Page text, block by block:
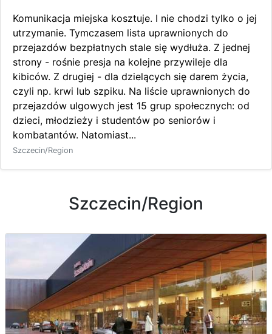
Komunikacja miejska kosztuje. I nie chodzi tylko o jej
utrzymanie. Tymczasem lista uprawnionych do
przejazdów bezpłatnych stale się wydłuża. Z jednej
strony - rośnie presja na kolejne przywileje dla
kibiców. Z drugiej - dla dzielących się darem życia,
czyli np. krwi lub szpiku. Na liście uprawnionych do
przejazdów ulgowych jest 15 grup społecznych: od
dzieci, młodzieży i studentów po seniorów i
kombatantów. Natomiast...
Szczecin/Region
Szczecin/Region